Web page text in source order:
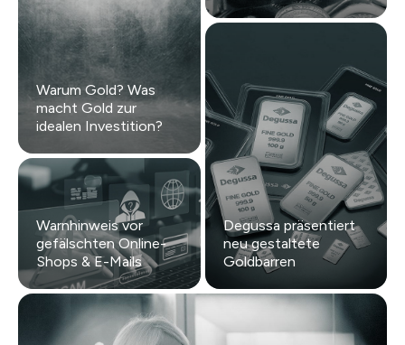
Warum Gold? Was
macht Gold zur
idealen Investition?
Degussa präsentiert
neu gestaltete
Goldbarren
Warnhinweis vor
gefälschten Online-
Shops & E-Mails